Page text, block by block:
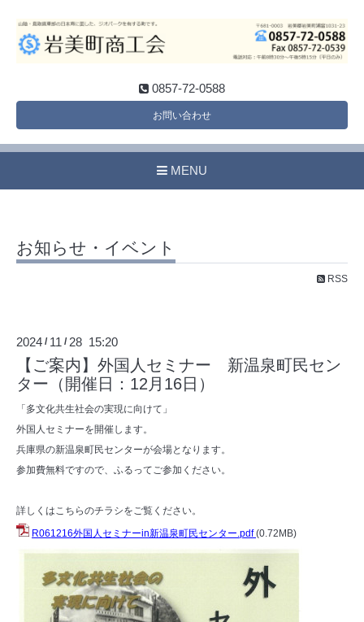
0857-72-0588
お問い合わせ
MENU
お知らせ・イベント
RSS
2024 / 11 / 28 15:20
【ご案内】外国人セミナー 新温泉町民セン
ター（開催日：12月16日）
「多文化共生社会の実現に向けて」
外国人セミナーを開催します。
兵庫県の新温泉町民センターが会場となります。
参加費無料ですので、ふるってご参加ください。
詳しくはこちらのチラシをご覧ください。
R061216外国人セミナーin新温泉町民センター.pdf (0.72MB)